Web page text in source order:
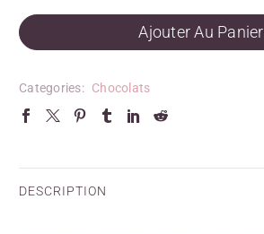
Ajouter Au Panier
Categories: Chocolats
DESCRIPTION